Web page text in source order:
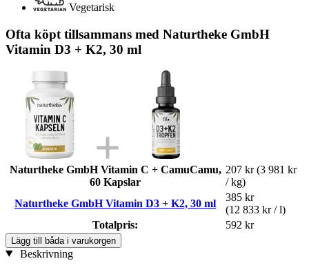
Vegetarisk
Ofta köpt tillsammans med Naturtheke GmbH
Vitamin D3 + K2, 30 ml
Naturtheke GmbH Vitamin C + CamuCamu,
60 Kapslar
207 kr (3 981 kr
/ kg)
Naturtheke GmbH Vitamin D3 + K2, 30 ml
385 kr
(12 833 kr / l)
Totalpris:
592 kr
Lägg till båda i varukorgen
Beskrivning